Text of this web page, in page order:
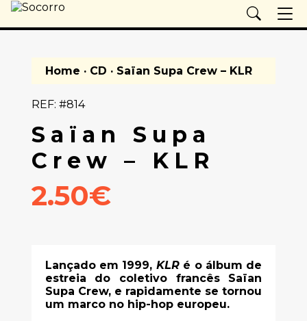
Home · CD · Saïan Supa Crew – KLR
REF: #814
Saïan Supa
Crew – KLR
2.50€
Lançado em 1999, KLRé o álbum de
estreia do coletivo francês Saïan
Supa Crew, e rapidamente se tornou
um marco no hip-hop europeu.